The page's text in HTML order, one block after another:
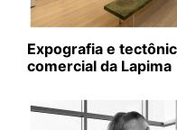
Expografia e
comercial da Lapima